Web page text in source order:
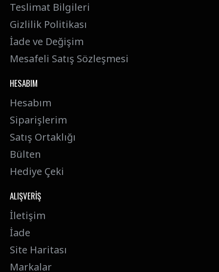
Teslimat Bilgileri
Gizlilik Politikası
İade ve Değişim
Mesafeli Satış Sözleşmesi
HESABIM
Hesabım
Siparişlerim
Satış Ortaklığı
Bülten
Hediye Çeki
ALIŞVERIŞ
İletişim
İade
Site Haritası
Markalar